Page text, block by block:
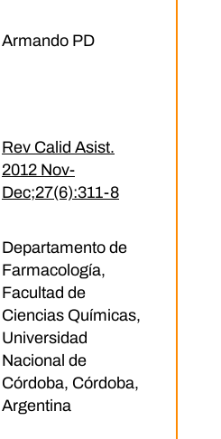
Armando PD
Rev Calid Asist.
2012 Nov-
Dec;27(6):311-8
Departamento de
Farmacología,
Facultad de
Ciencias Químicas,
Universidad
Nacional de
Córdoba, Córdoba,
Argentina